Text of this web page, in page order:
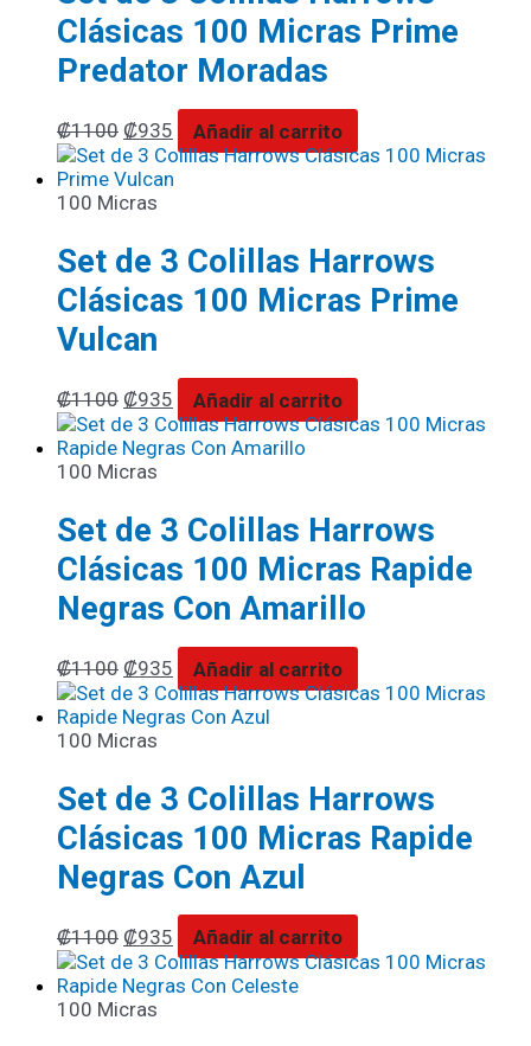
Clásicas 100 Micras Prime
Predator Moradas
₡1100 ₡935 Añadir al carrito
100 Micras
Set de 3 Colillas Harrows
Clásicas 100 Micras Prime
Vulcan
₡1100 ₡935 Añadir al carrito
100 Micras
Set de 3 Colillas Harrows
Clásicas 100 Micras Rapide
Negras Con Amarillo
₡1100 ₡935 Añadir al carrito
100 Micras
Set de 3 Colillas Harrows
Clásicas 100 Micras Rapide
Negras Con Azul
₡1100 ₡935 Añadir al carrito
100 Micras